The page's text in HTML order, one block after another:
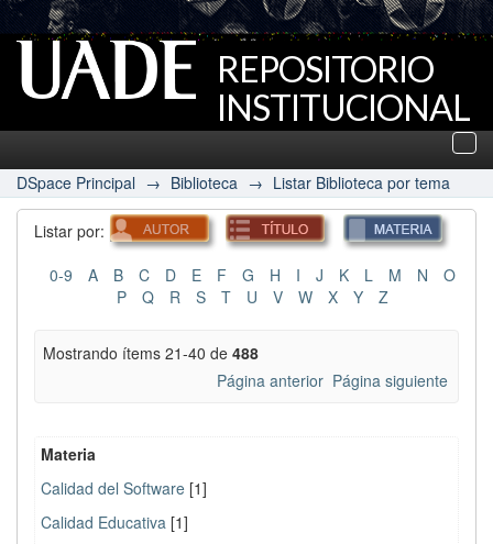
REPOSITORIO
INSTITUCIONAL
UADE
DSpace Principal → Biblioteca → Listar Biblioteca por tema
Listar por:
0-9 A B C D E F G H I J K L M N
O
P
Q R S T U V W X Y Z
Mostrando ítems 21-40 de 488
Página anterior Página siguiente
Materia
Calidad del Software [1]
Calidad Educativa [1]